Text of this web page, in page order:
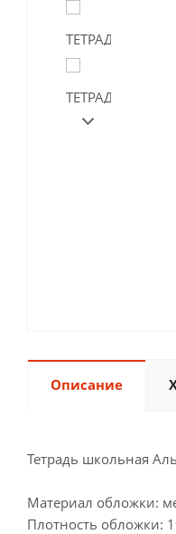
Описание
Тетрадь школьная
Материал обложки:
Плотность обложки: